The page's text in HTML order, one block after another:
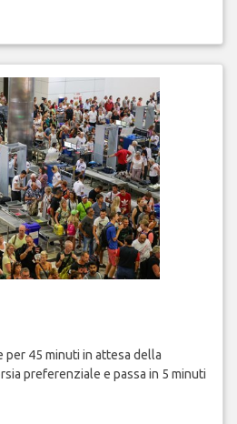
per 45 minuti in attesa della
preferenziale e passa in 5 minuti